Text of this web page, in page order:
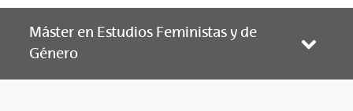
Máster en Estudios Feministas y de
Género